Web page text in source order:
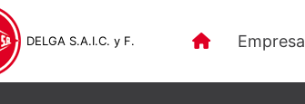
DELGA S.A.I.C. y F. Empresa